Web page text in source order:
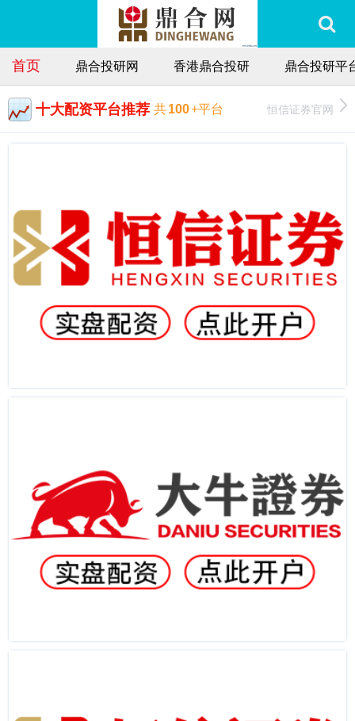
首页 鼎合投研网 香港鼎合投研 鼎合投研平
十大配资平台推荐 共100+平台 恒信证券官网